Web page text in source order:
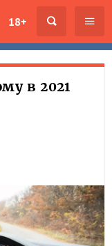
18+
в 2021